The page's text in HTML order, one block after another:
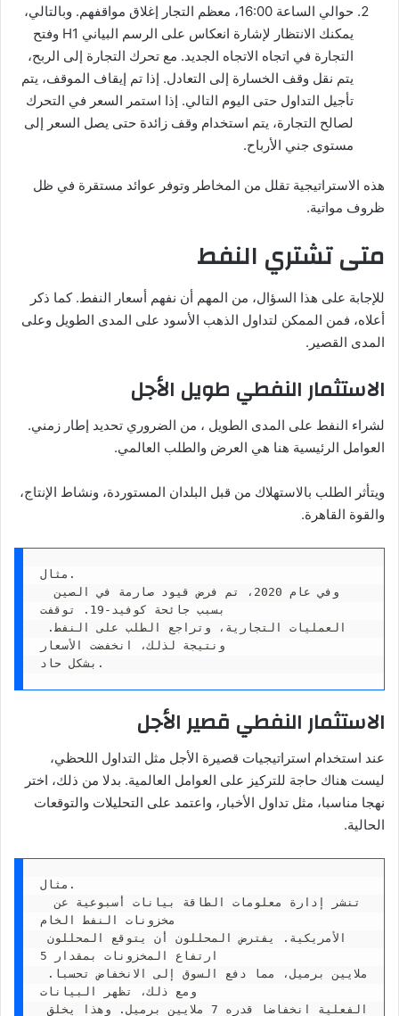
حوالي الساعة 16:00، معظم التجار إغلاق مواقفهم. وبالتالي،
يمكنك الانتظار لإشارة انعكاس على الرسم البياني H1 وفتح
التجارة في اتجاه الاتجاه الجديد. مع تحرك التجارة إلى الربح،
يتم نقل وقف الخسارة إلى التعادل. إذا تم إيقاف الموقف، يتم
تأجيل التداول حتى اليوم التالي. إذا استمر السعر في التحرك
لصالح التجارة، يتم استخدام وقف زائدة حتى يصل السعر إلى
مستوى جني الأرباح.
هذه الاستراتيجية تقلل من المخاطر وتوفر عوائد مستقرة في ظل
ظروف مواتية.
متى تشتري النفط
للإجابة على هذا السؤال، من المهم أن نفهم أسعار النفط. كما ذكر
أعلاه، فمن الممكن لتداول الذهب الأسود على المدى الطويل وعلى
المدى القصير.
الاستثمار النفطي طويل الأجل
لشراء النفط على المدى الطويل ، من الضروري تحديد إطار زمني.
العوامل الرئيسية هنا هي العرض والطلب العالمي.
ويتأثر الطلب بالاستهلاك من قبل البلدان المستوردة، ونشاط الإنتاج،
والقوة القاهرة.
مثال.
بسبب جائحة كوفيد-19. توقفت
ونتيجة لذلك، انخفضت الأسعار
بشكل حاد.
الاستثمار النفطي قصير الأجل
عند استخدام استراتيجيات قصيرة الأجل مثل التداول اللحظي،
ليست هناك حاجة للتركيز على العوامل العالمية. بدلا من ذلك، اختر
نهجا مناسبا، مثل تداول الأخبار، واعتمد على التحليلات والتوقعات
الحالية.
مثال.
مخزونات النفط الخام
ارتفاع المخزونات بمقدار 5
ومع ذلك، تظهر البيانات